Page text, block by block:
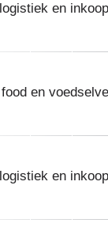
en
en
en